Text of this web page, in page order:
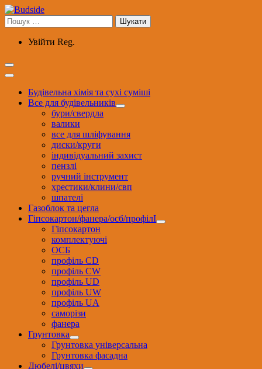
Перейти
до
вмісту
Пошук:
Увійти Reg.
Будівельна хімія та сухі суміші
Все для будівельників
бури/свердла
валики
все для шліфування
диски/круги
індивідуальний захист
пензлі
ручний інструмент
хрестики/клини/свп
шпателі
Газоблок та цегла
Гіпсокартон/фанера/осб/профілІ
Гіпсокартон
комплектуючі
ОСБ
профіль CD
профіль CW
профіль UD
профіль UW
профіль UА
саморізи
фанера
Грунтовка
Грунтовка універсальна
Грунтовка фасадна
Дюбелі/цвяхи